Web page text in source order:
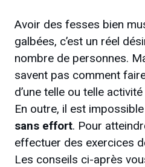
Avoir des fesses bien
galbées, c’est un réel
nombre de personnes.
savent pas comment
d’une telle ou telle
En outre, il est
sans effort. Pour
effectuer des exercices
Les conseils ci-après